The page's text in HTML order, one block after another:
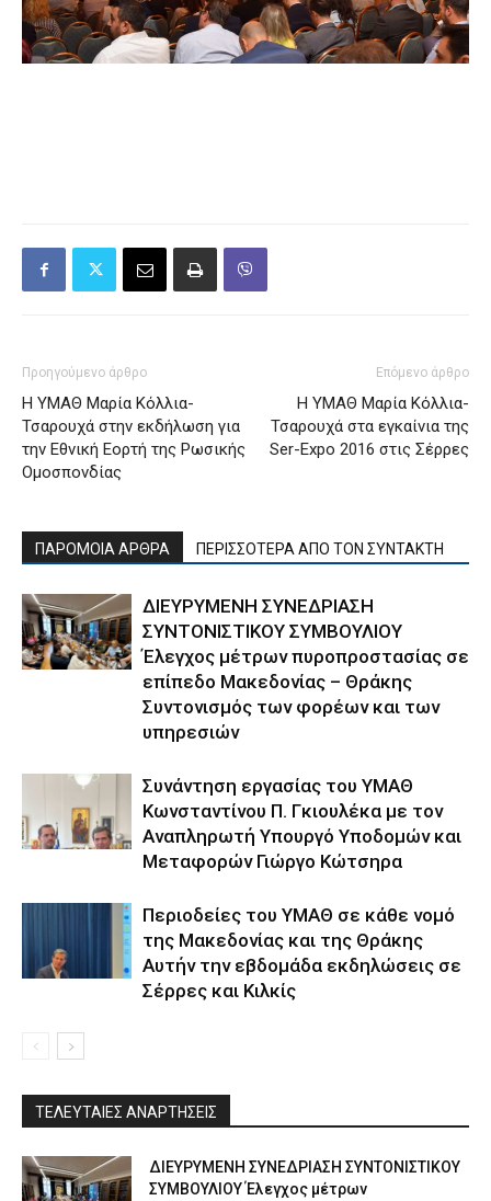
Προηγούμενο άρθρο
Η ΥΜΑΘ Μαρία Κόλλια-
Τσαρουχά στην εκδήλωση για
την Εθνική Εορτή της Ρωσικής
Ομοσπονδίας
Επόμενο άρθρο
Η ΥΜΑΘ Μαρία Κόλλια-
Τσαρουχά στα εγκαίνια της
Ser-Expo 2016 στις Σέρρες
ΠΑΡΟΜΟΙΑ ΑΡΘΡΑ ΠΕΡΙΣΣΟΤΕΡΑ ΑΠΟ ΤΟΝ ΣΥΝΤΑΚΤΗ
ΔΙΕΥΡΥΜΕΝΗ ΣΥΝΕΔΡΙΑΣΗ
ΣΥΝΤΟΝΙΣΤΙΚΟΥ ΣΥΜΒΟΥΛΙΟΥ
Έλεγχος μέτρων πυροπροστασίας σε
επίπεδο Μακεδονίας – Θράκης
Συντονισμός των φορέων και των
υπηρεσιών
Συνάντηση εργασίας του ΥΜΑΘ
Κωνσταντίνου Π. Γκιουλέκα με τον
Αναπληρωτή Υπουργό Υποδομών και
Μεταφορών Γιώργο Κώτσηρα
Περιοδείες του ΥΜΑΘ σε κάθε νομό
της Μακεδονίας και της Θράκης
Αυτήν την εβδομάδα εκδηλώσεις σε
Σέρρες και Κιλκίς
ΤΕΛΕΥΤΑΙΕΣ ΑΝΑΡΤΗΣΕΙΣ
ΔΙΕΥΡΥΜΕΝΗ ΣΥΝΕΔΡΙΑΣΗ ΣΥΝΤΟΝΙΣΤΙΚΟΥ
ΣΥΜΒΟΥΛΙΟΥ Έλεγχος μέτρων